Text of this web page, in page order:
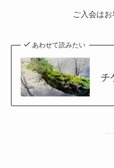
ご入会は
あわせて読みたい
チ